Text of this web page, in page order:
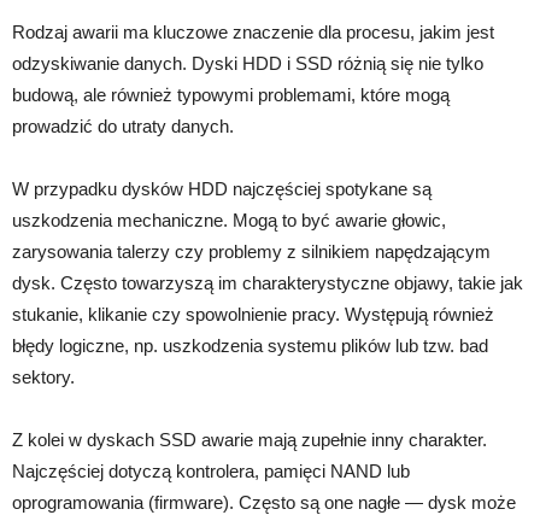
Rodzaj awarii ma kluczowe znaczenie dla procesu, jakim jest
odzyskiwanie danych. Dyski HDD i SSD różnią się nie tylko
budową, ale również typowymi problemami, które mogą
prowadzić do utraty danych.
W przypadku dysków HDD najczęściej spotykane są
uszkodzenia mechaniczne. Mogą to być awarie głowic,
zarysowania talerzy czy problemy z silnikiem napędzającym
dysk. Często towarzyszą im charakterystyczne objawy, takie jak
stukanie, klikanie czy spowolnienie pracy. Występują również
błędy logiczne, np. uszkodzenia systemu plików lub tzw. bad
sektory.
Z kolei w dyskach SSD awarie mają zupełnie inny charakter.
Najczęściej dotyczą kontrolera, pamięci NAND lub
oprogramowania (firmware). Często są one nagłe — dysk może